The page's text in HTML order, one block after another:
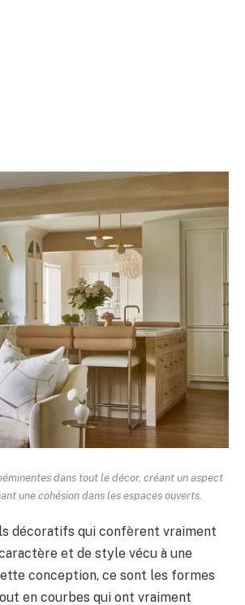
dans tout le décor, créant un aspect
une cohésion dans les espaces ouverts.
décoratifs qui confèrent vraiment
et de style vécu à une
conception, ce sont les formes
en courbes qui ont vraiment